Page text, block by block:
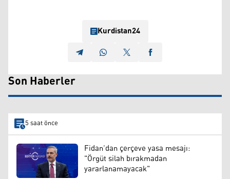
Kurdistan24
Son Haberler
5 saat önce
Fidan’dan çerçeve yasa mesajı:
"Örgüt silah bırakmadan
yararlanamayacak"